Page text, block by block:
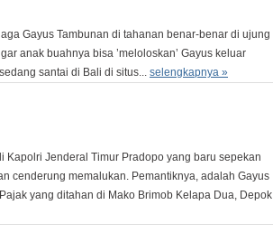
Gayus Tambunan di tahanan benar-benar di ujung
anak buahnya bisa ’meloloskan’ Gayus keluar
santai di Bali di situs... selengkapnya »
Kapolri Jenderal Timur Pradopo yang baru sepekan
cenderung memalukan. Pemantiknya, adalah Gayus
yang ditahan di Mako Brimob Kelapa Dua, Depok